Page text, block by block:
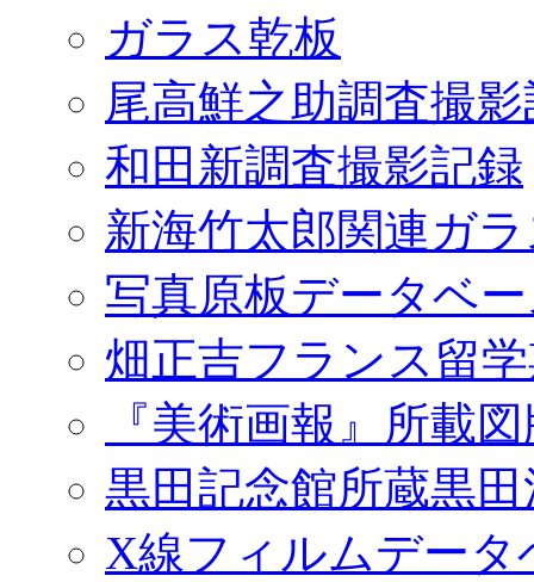
ガラス乾板
尾高鮮之助調査撮
和田新調査撮影記録
新海竹太郎関連ガ
写真原板データベ
畑正吉フランス留
『美術画報』所載
黒田記念館所蔵黒
X線フィルムデータ